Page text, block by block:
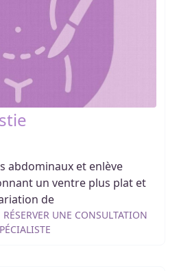
abdominaux et enlève
un ventre plus plat et
de
RÉSERVER UNE CONSULTATION